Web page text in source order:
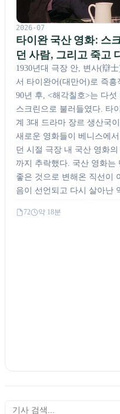
2026-07
타이완 국산 영화: 스
던 사람, 그리고 죽고
사
1930년대 극장 안, 변사(辯
서 타이완어(대만어)로 즉흥
90년 후, <해각칠호>는 다섯
스크린으로 불러들였다. 타
계 3대 드라마 장르 생산국
새로운 영화들이 베니스에
던 시절 극장 내 국산 영화
까지 추락했다. 국산 영화는
좋은 것으로 변해온 직선이
음이 선언되고 다시 살아난
72 약 18분
이 카테고리 검색